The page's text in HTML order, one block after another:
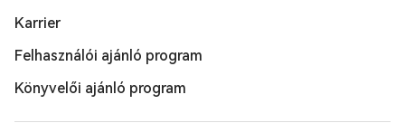
Karrier
Felhasználói ajánló program
Könyvelői ajánló program